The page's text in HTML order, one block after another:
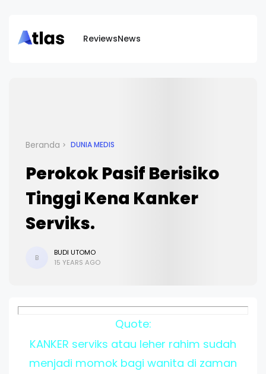
ReviewsNews
Beranda DUNIA MEDIS
Perokok Pasif Berisiko
Tinggi Kena Kanker
Serviks.
B
BUDI UTOMO
15 YEARS AGO
Quote:
KANKER serviks atau leher rahim sudah
menjadi momok bagi wanita di zaman